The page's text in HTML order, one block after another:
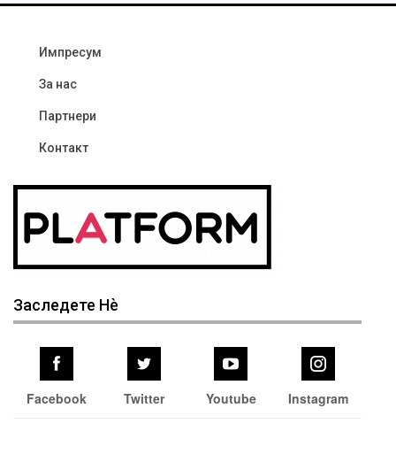
Импресум
За нас
Партнери
Контакт
Заследете Нѐ
Facebook Twitter Youtube Instagram